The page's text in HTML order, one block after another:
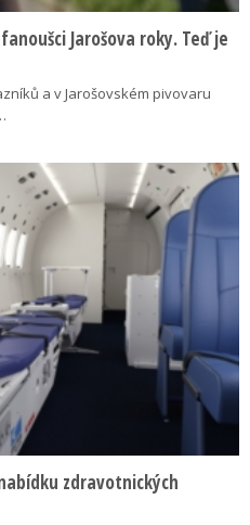
Jarošova roky. Teď je
a v Jarošovském pivovaru
zdravotnických